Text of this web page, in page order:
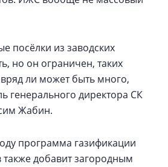
посёлки из заводских
но он ограничен, таких
ли может быть много,
генерального директора СК
Жабин.
программа газификации
также добавит загородным